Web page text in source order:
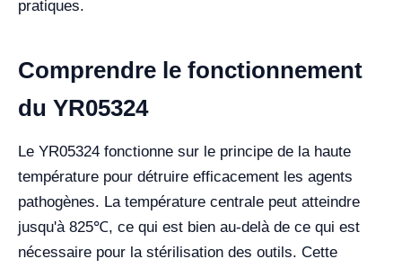
pratiques.
Comprendre le fonctionnement
du YR05324
Le YR05324 fonctionne sur le principe de la haute
température pour détruire efficacement les agents
pathogènes. La température centrale peut atteindre
jusqu'à 825℃, ce qui est bien au-delà de ce qui est
nécessaire pour la stérilisation des outils. Cette